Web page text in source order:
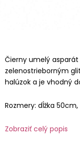
Čierny umelý
zelenostrieborným
halúzok a je vhodný
Rozmery: dĺžka
Zobraziť celý popis